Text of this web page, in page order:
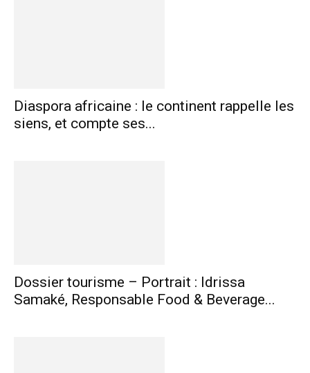
Diaspora africaine : le continent rappelle les
siens, et compte ses...
Dossier tourisme – Portrait : Idrissa
Samaké, Responsable Food & Beverage...